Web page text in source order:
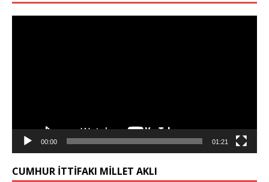
00:00 01:21
CUMHUR İTTİFAKI MİLLET AKLI